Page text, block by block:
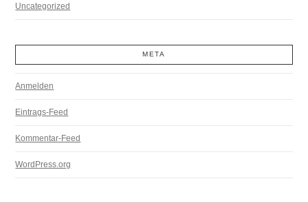
Uncategorized
META
Anmelden
Eintrags-Feed
Kommentar-Feed
WordPress.org